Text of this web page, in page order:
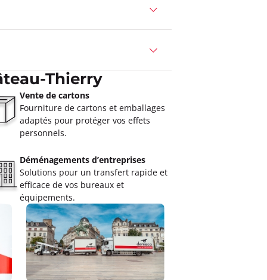
Thierry
Vente de cartons
Fourniture de cartons et emballages
adaptés pour protéger vos effets
personnels.
Déménagements d’entreprises
Solutions pour un transfert rapide et
efficace de vos bureaux et
équipements.